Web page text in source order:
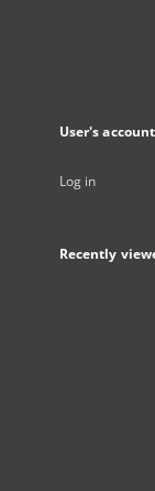
User's account
Log in
Recently